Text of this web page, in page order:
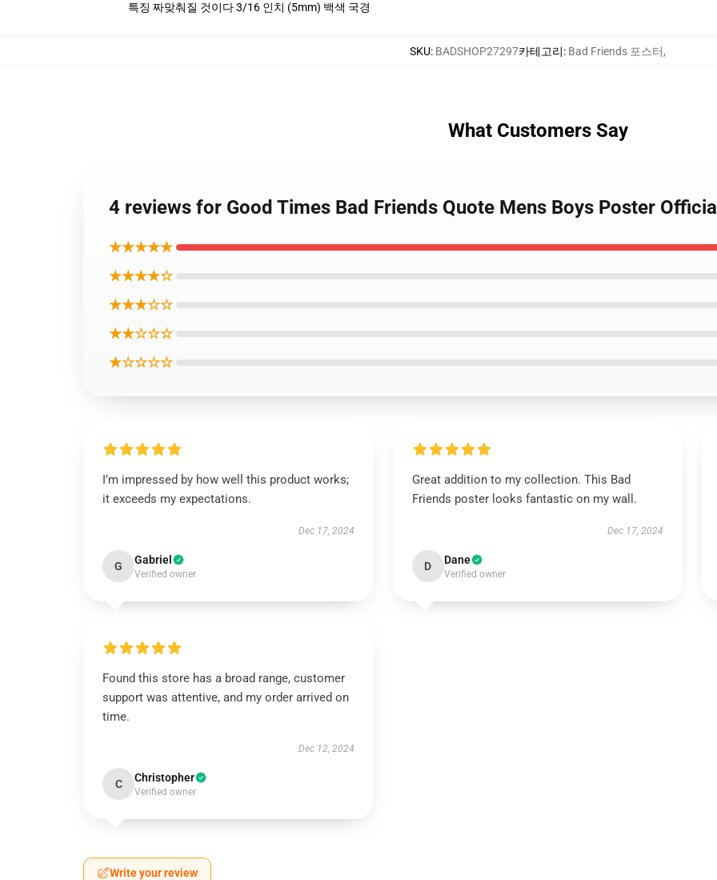
특징 짜맞춰질 것이다 3/16 인치 (5mm) 백색 국경
SKU: BADSHOP27297카테고리: Bad Friends 포스터,
What Customers Say
4 reviews for Good Times Bad Friends Quote Mens Boys Poster
★★★★★
★★★★☆
★★★☆☆
★★☆☆☆
★☆☆☆☆
I’m impressed by how well this product works;
it exceeds my expectations.
Dec 17, 2024
G Gabriel
Verified owner
Great addition to my collection. This Bad
Friends poster looks fantastic on my wall.
Dec 17, 2024
D Dane
Verified owner
Found this store has a broad range, customer
support was attentive, and my order arrived on
time.
Dec 12, 2024
C Christopher
Verified owner
Write your review